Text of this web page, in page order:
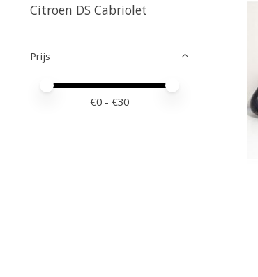
Citroën DS Cabriolet
Prijs
Minimale prijswaarde
Price maximum value
€0 - €30